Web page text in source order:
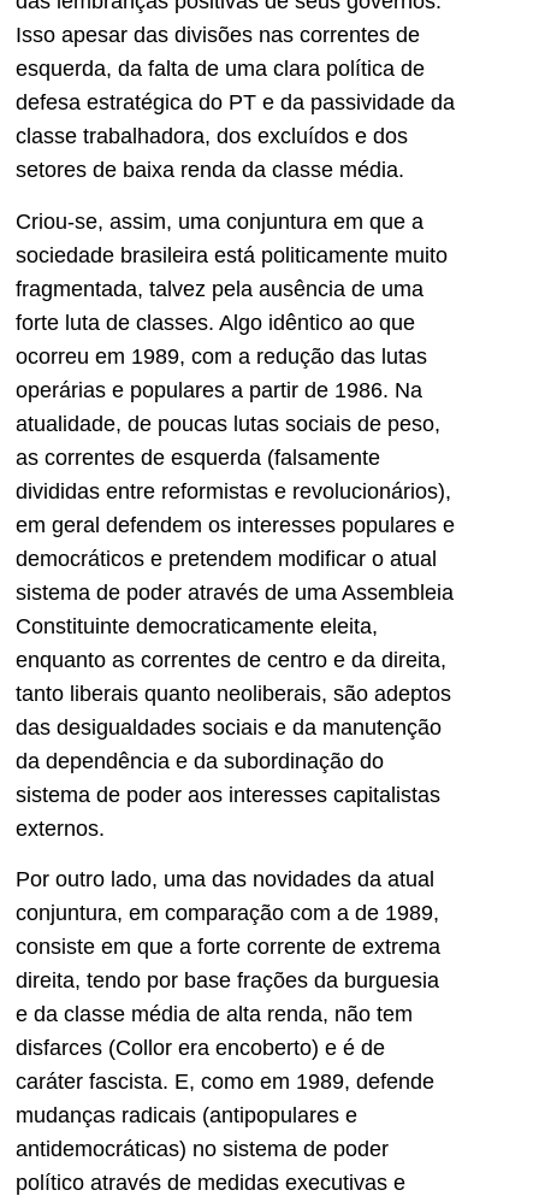
Isso apesar das divisões nas correntes de
esquerda, da falta de uma clara política de
defesa estratégica do PT e da passividade da
classe trabalhadora, dos excluídos e dos
setores de baixa renda da classe média.
Criou-se, assim, uma conjuntura em que a
sociedade brasileira está politicamente muito
fragmentada, talvez pela ausência de uma
forte luta de classes. Algo idêntico ao que
ocorreu em 1989, com a redução das lutas
operárias e populares a partir de 1986. Na
atualidade, de poucas lutas sociais de peso,
as correntes de esquerda (falsamente
divididas entre reformistas e revolucionários),
em geral defendem os interesses populares e
democráticos e pretendem modificar o atual
sistema de poder através de uma Assembleia
Constituinte democraticamente eleita,
enquanto as correntes de centro e da direita,
tanto liberais quanto neoliberais, são adeptos
das desigualdades sociais e da manutenção
da dependência e da subordinação do
sistema de poder aos interesses capitalistas
externos.
Por outro lado, uma das novidades da atual
conjuntura, em comparação com a de 1989,
consiste em que a forte corrente de extrema
direita, tendo por base frações da burguesia
e da classe média de alta renda, não tem
disfarces (Collor era encoberto) e é de
caráter fascista. E, como em 1989, defende
mudanças radicais (antipopulares e
antidemocráticas) no sistema de poder
político através de medidas executivas e